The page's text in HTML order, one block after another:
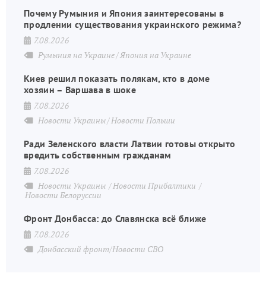
Почему Румыния и Япония заинтересованы в
продлении существования украинского режима?
7.08.2026
Румыния на Украине Япония на Украине
Киев решил показать полякам, кто в доме
хозяин – Варшава в шоке
7.08.2026
Новости Украины Новости Польши
Ради Зеленского власти Латвии готовы открыто
вредить собственным гражданам
7.08.2026
Новости Украины
Новости Прибалтики
Новости Белоруссии
Фронт Донбасса: до Славянска всё ближе
7.08.2026
Донбасский фронт/Новости СВО